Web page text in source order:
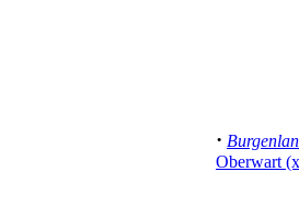
·
Oberwart